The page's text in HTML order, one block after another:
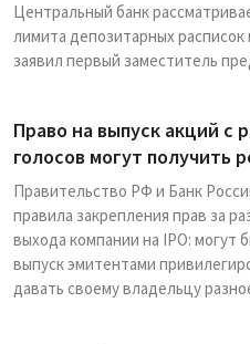
Центральный банк
лимита депозитарных
заявил первый заместитель
Право на выпуск акций с
голосов могут получить
Правительство РФ и Банк
правила закрепления прав за
выхода компании на IPO: могут
выпуск эмитентами
давать своему владельцу